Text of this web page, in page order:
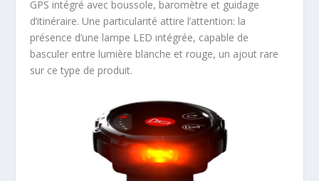
GPS intégré avec boussole, baromètre et guidage
d’itinéraire. Une particularité attire l’attention: la
présence d’une lampe LED intégrée, capable de
basculer entre lumière blanche et rouge, un ajout rare
sur ce type de produit.